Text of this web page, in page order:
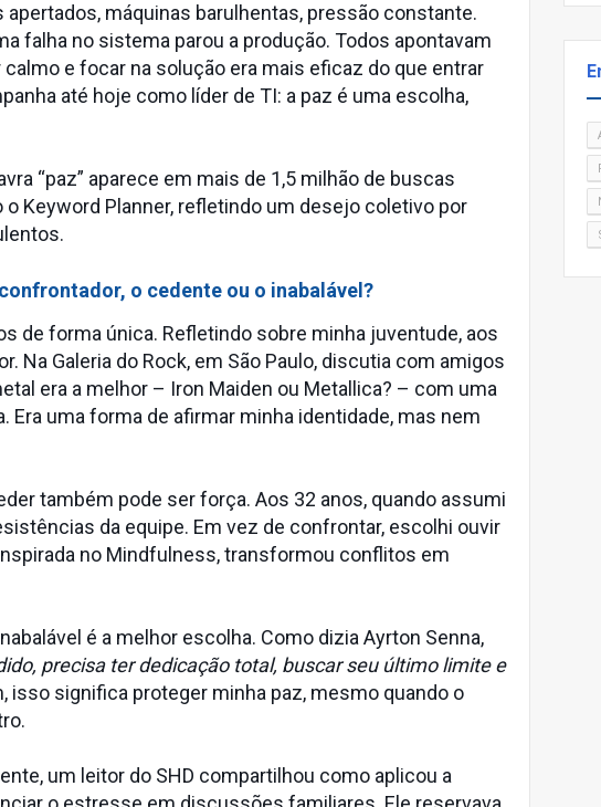
máquinas barulhentas, pressão constante.
falha no sistema parou a produção. Todos apontavam
e focar na solução era mais eficaz do que entrar
até hoje como líder de TI: a paz é uma escolha,
“paz” aparece em mais de 1,5 milhão de buscas
Keyword Planner, refletindo um desejo coletivo por
o cedente ou o inabalável?
de forma única. Refletindo sobre minha juventude, aos
Na Galeria do Rock, em São Paulo, discutia com amigos
era a melhor – Iron Maiden ou Metallica? – com uma
Era uma forma de afirmar minha identidade, mas nem
também pode ser força. Aos 32 anos, quando assumi
da equipe. Em vez de confrontar, escolhi ouvir
no Mindfulness, transformou conflitos em
é a melhor escolha. Como dizia Ayrton Senna,
precisa ter dedicação total, buscar seu último limite e
isso significa proteger minha paz, mesmo quando o
um leitor do SHD compartilhou como aplicou a